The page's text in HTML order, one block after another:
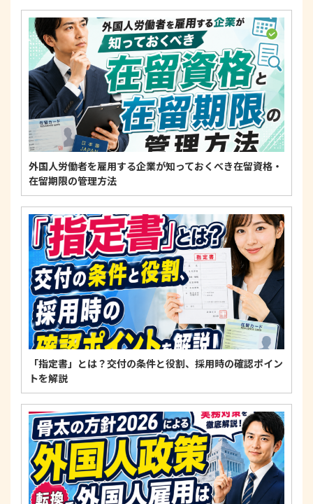
4. 法令・指針・規範の遵守について
適正な個人情報保護の実現のため、個人情報の取扱
いに関する法令、国が定める指針およびその他の規
範を遵守します。
個人情報に関するお問い合わせ窓口
〒125-0061
東京都葛飾区亀有3-21-11 藍ビル202
TEL：0120-550-580
株式会社 アルフォース･ワン 個人情報保護担当
外国人労働者を雇用する企業が知っておくべき在留資格・
在留期限の管理方法
「指定書」とは？交付の条件と役割、採用時の確認ポイン
トを解説